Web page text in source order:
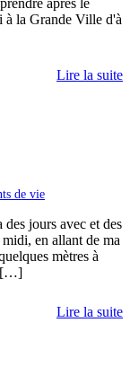
après le
à la Grande Ville d'à
Lire la suite
de vie
jours avec et des
en allant de ma
mètres à
[…]
Lire la suite